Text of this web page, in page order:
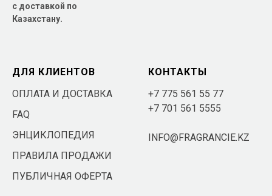
с доставкой по
Казахстану.
ДЛЯ КЛИЕНТОВ
ОПЛАТА И ДОСТАВКА
FAQ
ЭНЦИКЛОПЕДИЯ
ПРАВИЛА ПРОДАЖИ
ПУБЛИЧНАЯ ОФЕРТА
КОНТАКТЫ
+7 775 561 55 77
+7 701 561 5555
INFO@FRAGRANCIE.KZ